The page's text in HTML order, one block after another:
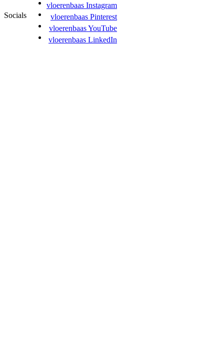
Socials
vloerenbaas Instagram
vloerenbaas Pinterest
vloerenbaas YouTube
vloerenbaas LinkedIn